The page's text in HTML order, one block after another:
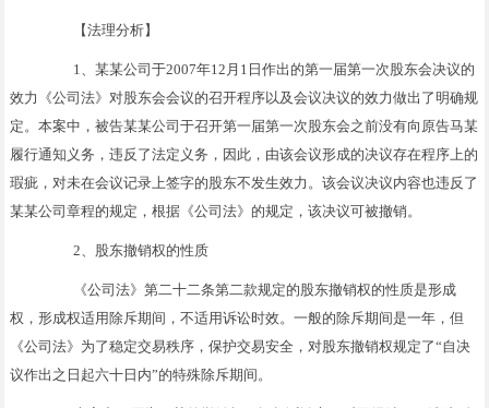
【法理分析】
1、某某公司于2007年12月1日作出的第一届第一次股东会决议的
效力《公司法》对股东会会议的召开程序以及会议决议的效力做出了明确规
定。本案中，被告某某公司于召开第一届第一次股东会之前没有向原告马某
履行通知义务，违反了法定义务，因此，由该会议形成的决议存在程序上的
瑕疵，对未在会议记录上签字的股东不发生效力。该会议决议内容也违反了
某某公司章程的规定，根据《公司法》的规定，该决议可被撤销。
2、股东撤销权的性质
《公司法》第二十二条第二款规定的股东撤销权的性质是形成
权，形成权适用除斥期间，不适用诉讼时效。一般的除斥期间是一年，但
《公司法》为了稳定交易秩序，保护交易安全，对股东撤销权规定了“自决
议作出之日起六十日内”的特殊除斥期间。